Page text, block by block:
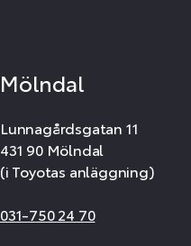
Mölndal
Lunnagårdsgatan 11
431 90 Mölndal
(i Toyotas anläggning)
031-750 24 70